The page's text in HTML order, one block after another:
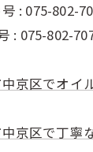
: 075-802-
: 075-802-
京区でオイ
京区で丁寧